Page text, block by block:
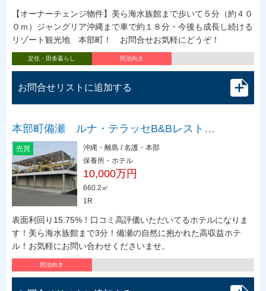
【オーナーチェンジ物件】美ら海水族館まで歩いて５分（約４０
０ｍ）ジャングリア沖縄まで車で約１８分・今後も成長し続ける
リゾート観光地 本部町！ お問合せお気軽にどうぞ！
定住・田舎暮らし 民泊向き
お問合せリストに追加する
本部町備瀬 ルナ・テラッセB&Bレスト…
売買
沖縄・離島 / 名護・本部
保養所・ホテル
10,000万円
660.2㎡
1R
表面利回り15.75%！口コミ高評価いただいてるホテルになりま
す！美ら海水族館まで3分！備瀬の自然に抱かれた高収益ホテ
ル！お気軽にお問い合わせくださいませ。
民泊向き